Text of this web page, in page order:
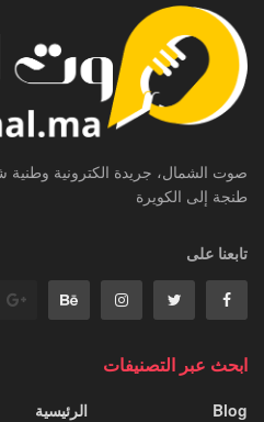
صوت الشمال، جريدة الكترونية وطنية
طنجة إلى الكويرة
تابعنا على
ابحث عبر التصنيفات
Blog
الرئيسية